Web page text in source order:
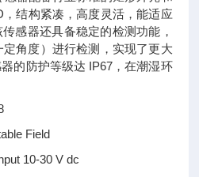
结构紧凑，高度灵活，能适应
感器还具备稳定的检测功能，
角度）进行检测，实现了更大
的防护等级达 IP67，在潮湿环
Field
10-30 V dc